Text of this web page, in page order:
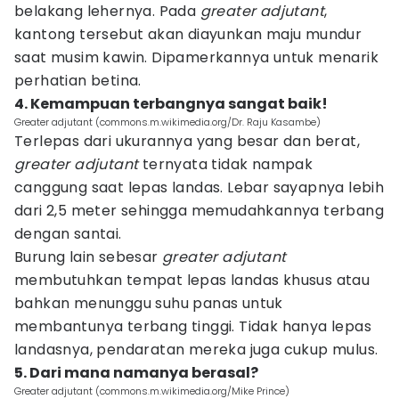
belakang lehernya. Pada greater adjutant,
kantong tersebut akan diayunkan maju mundur
saat musim kawin. Dipamerkannya untuk menarik
perhatian betina.
4. Kemampuan terbangnya sangat baik!
Greater adjutant (commons.m.wikimedia.org/Dr. Raju Kasambe)
Terlepas dari ukurannya yang besar dan berat,
greater adjutantternyata tidak nampak
canggung saat lepas landas. Lebar sayapnya lebih
dari 2,5 meter sehingga memudahkannya terbang
dengan santai.
Burung lain sebesar greater adjutant
membutuhkan tempat lepas landas khusus atau
bahkan menunggu suhu panas untuk
membantunya terbang tinggi. Tidak hanya lepas
landasnya, pendaratan mereka juga cukup mulus.
5. Dari mana namanya berasal?
Greater adjutant (commons.m.wikimedia.org/Mike Prince)